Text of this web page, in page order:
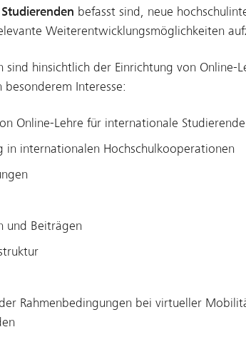
befasst sind, neue
Weiterentwicklungsmöglichkeiten
sind hinsichtlich der Einrichtung von Online-
Interesse:
Online-Lehre für internationale Studierende
in internationalen Hochschulkooperationen
und Beiträgen
Rahmenbedingungen bei virtueller